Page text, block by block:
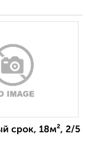
срок, 18м², 2/5